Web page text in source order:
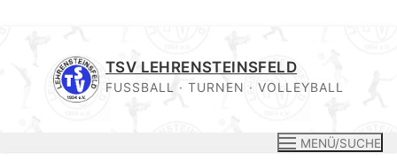
springen
TSV LEHRENSTEINSFELD
FUSSBALL · TURNEN · VOLLEYBALL
MENÜ/SUCHE